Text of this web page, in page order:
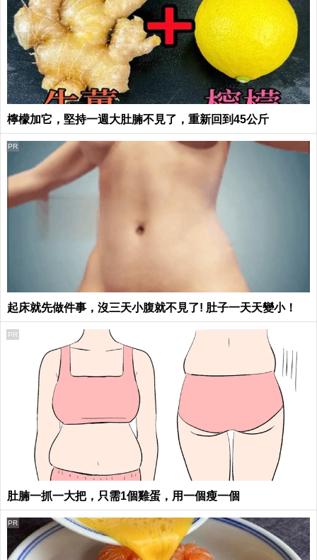
檸檬加它，堅持一週大肚腩不見了，重新回到45公斤
起床就先做件事，沒三天小腹就不見了! 肚子一天天變小！
PR
肚腩一抓一大把，只需1個雞蛋，用一個瘦一個
PR
PR